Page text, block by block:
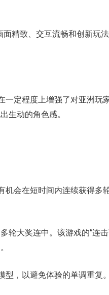
精致、交互流畅和创新玩法
一定程度上增强了对亚洲玩
生动的角色感。
机会在短时间内连续获得多
轮大奖连中。该游戏的“连击
型，以避免体验的单调重复